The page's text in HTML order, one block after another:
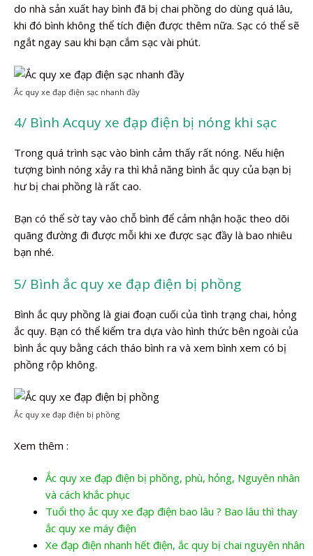
do nhà sản xuất hay bình đã bị chai phồng do dùng quá lâu,
khi đó bình không thể tích điện được thêm nữa. Sạc có thể sẽ
ngắt ngay sau khi bạn cắm sạc vài phút.
Ắc quy xe đạp điện sạc nhanh đầy
4/ Bình Acquy xe đạp điện bị nóng khi sạc
Trong quá trình sạc vào bình cảm thấy rất nóng. Nếu hiện
tượng bình nóng xảy ra thì khả năng bình ắc quy của bạn bị
hư bị chai phồng là rất cao.
Bạn có thể sờ tay vào chỗ bình để cảm nhận hoặc theo dõi
quãng đường đi được mỗi khi xe được sạc đầy là bao nhiêu
bạn nhé.
5/ Bình ắc quy xe đạp điện bị phồng
Bình ắc quy phồng là giai đoạn cuối của tình trạng chai, hỏng
ắc quy. Bạn có thể kiểm tra dựa vào hình thức bên ngoài của
bình ắc quy bằng cách tháo bình ra và xem bình xem có bị
phồng rộp không.
Ắc quy xe đạp điện bị phồng
Xem thêm :
Ắc quy xe đạp điện bị phồng, phù, hỏng, Nguyên nhân
và cách khắc phục
Tuổi thọ ắc quy xe đạp điện bao lâu ? Bao lâu thì thay
ắc quy xe máy điện
Xe đạp điện nhanh hết điện, ắc quy bị chai nguyên nhân